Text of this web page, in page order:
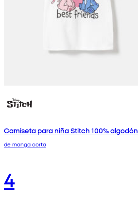
Camiseta para niña Stitch 100% algodón
de manga corta
4